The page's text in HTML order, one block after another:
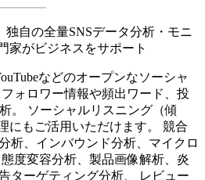
自の全量SNSデータ分析・モニ
家がビジネスをサポート
などのオープンなソーシャ
ォロワー情報や頻出ワード、投
。 ソーシャルリスニング（傾
にもご活用いただけます。 競合
析、インバウンド分析、マイクロ
度変容分析、製品画像解析、炎
ターゲティング分析、 レビュー